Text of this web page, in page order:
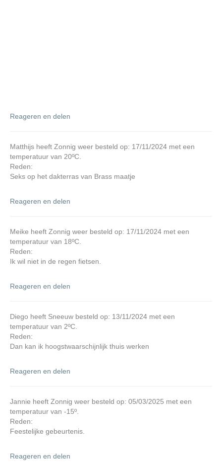
Reageren en delen
Matthijs heeft Zonnig weer besteld op: 17/11/2024 met een
temperatuur van 20ºC.
Reden:
Seks op het dakterras van Brass maatje
Reageren en delen
Meike heeft Zonnig weer besteld op: 17/11/2024 met een
temperatuur van 18ºC.
Reden:
Ik wil niet in de regen fietsen.
Reageren en delen
Diego heeft Sneeuw besteld op: 13/11/2024 met een
temperatuur van 2ºC.
Reden:
Dan kan ik hoogstwaarschijnlijk thuis werken
Reageren en delen
Jannie heeft Zonnig weer besteld op: 05/03/2025 met een
temperatuur van -15º.
Reden:
Feestelijke gebeurtenis.
Reageren en delen